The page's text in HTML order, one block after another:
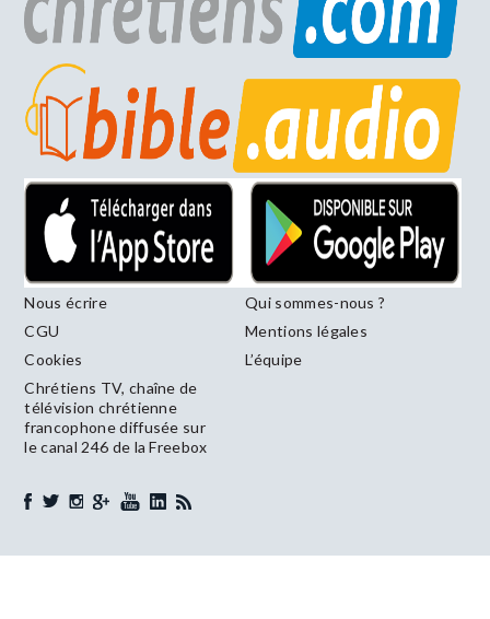
Nous écrire
Qui sommes-nous ?
CGU
Mentions légales
Cookies
L’équipe
Chrétiens TV, chaîne de
télévision chrétienne
francophone diffusée sur
le canal 246 de la Freebox